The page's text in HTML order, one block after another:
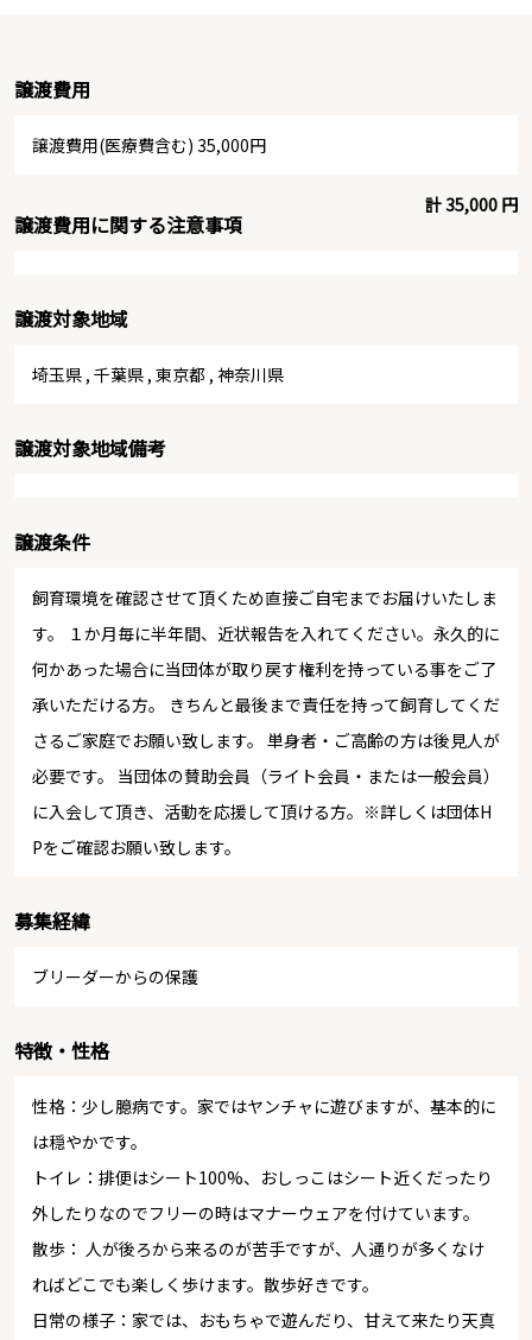
譲渡費用
譲渡費用(医療費含む) 35,000円
計 35,000 円
譲渡費用に関する注意事項
譲渡対象地域
埼玉県 , 千葉県 , 東京都 , 神奈川県
譲渡対象地域備考
譲渡条件
飼育環境を確認させて頂くため直接ご自宅までお届けいたしま
す。 １か月毎に半年間、近状報告を入れてください。永久的に
何かあった場合に当団体が取り戻す権利を持っている事をご了
承いただける方。 きちんと最後まで責任を持って飼育してくだ
さるご家庭でお願い致します。 単身者・ご高齢の方は後見人が
必要です。 当団体の賛助会員（ライト会員・または一般会員）
に入会して頂き、活動を応援して頂ける方。※詳しくは団体H
Pをご確認お願い致します。
募集経緯
ブリーダーからの保護
特徴・性格
性格：少し臆病です。家ではヤンチャに遊びますが、基本的に
は穏やかです。
トイレ：排便はシート100%、おしっこはシート近くだったり
外したりなのでフリーの時はマナーウェアを付けています。
散歩： 人が後ろから来るのが苦手ですが、人通りが多くなけ
ればどこでも楽しく歩けます。散歩好きです。
日常の様子：家では、おもちゃで遊んだり、甘えて来たり天真